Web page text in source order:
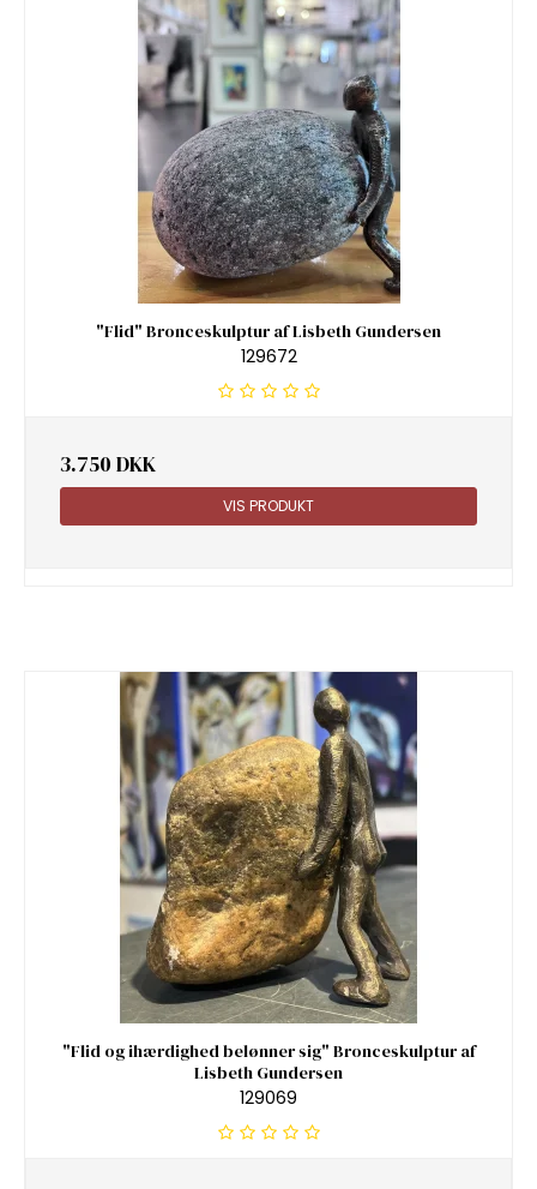
"Flid" Bronceskulptur af Lisbeth Gundersen
129672
3.750 DKK
VIS PRODUKT
"Flid og ihærdighed belønner sig" Bronceskulptur af
Lisbeth Gundersen
129069